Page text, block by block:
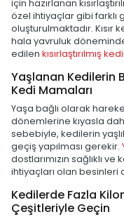
için hazırlanan
özel ihtiyaçlar gibi farklı
oluşturulmaktadır.
hala yavruluk
edilen kısırlaştırılmış
Yaşlanan Kedilerin
Kedi Mamaları
Yaşa bağlı olarak
dönemlerine kıyasla
sebebiyle, kedilerin
geçiş yapılması gerekir.
dostlarımızın sağlıklı
ihtiyaçları olan besinleri
Kedilerde Fazla
Çeşitleriyle Geçin